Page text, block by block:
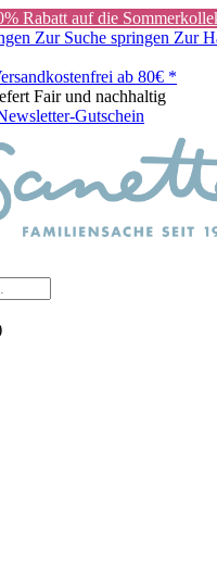
Rabatt auf die
Zur Suche springen Zur
ab 80€ *
Fair und nachhaltig
Gutschein